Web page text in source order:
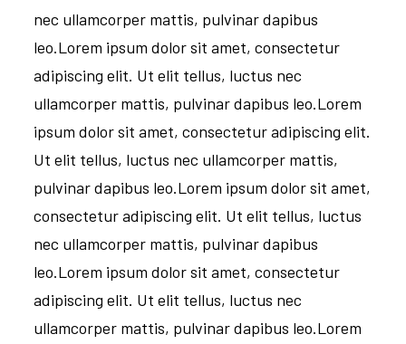
nec ullamcorper mattis, pulvinar dapibus
leo.Lorem ipsum dolor sit amet, consectetur
adipiscing elit. Ut elit tellus, luctus nec
ullamcorper mattis, pulvinar dapibus leo.Lorem
ipsum dolor sit amet, consectetur adipiscing elit.
Ut elit tellus, luctus nec ullamcorper mattis,
pulvinar dapibus leo.Lorem ipsum dolor sit amet,
consectetur adipiscing elit. Ut elit tellus, luctus
nec ullamcorper mattis, pulvinar dapibus
leo.Lorem ipsum dolor sit amet, consectetur
adipiscing elit. Ut elit tellus, luctus nec
ullamcorper mattis, pulvinar dapibus leo.Lorem